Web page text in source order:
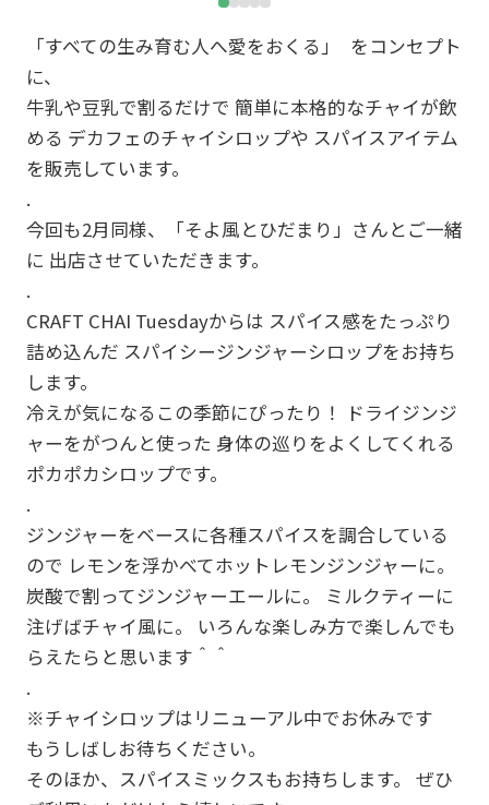
「すべての生み育む人へ愛をおくる」 をコンセプト
に、
牛乳や豆乳で割るだけで 簡単に本格的なチャイが飲
める デカフェのチャイシロップや スパイスアイテム
を販売しています。
.
今回も2月同様、「そよ風とひだまり」さんとご一緒
に 出店させていただきます。
.
CRAFT CHAI Tuesdayからは スパイス感をたっぷり
詰め込んだ スパイシージンジャーシロップをお持ち
します。
冷えが気になるこの季節にぴったり！ ドライジンジ
ャーをがつんと使った 身体の巡りをよくしてくれる
ポカポカシロップです。
.
ジンジャーをベースに各種スパイスを調合している
ので レモンを浮かべてホットレモンジンジャーに。
炭酸で割ってジンジャーエールに。 ミルクティーに
注げばチャイ風に。 いろんな楽しみ方で楽しんでも
らえたらと思います＾＾
.
※チャイシロップはリニューアル中でお休みです
もうしばしお待ちください。
そのほか、スパイスミックスもお持ちします。 ぜひ